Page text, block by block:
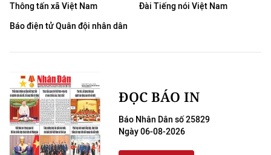
Thông tấn xã Việt Nam
Đài Tiếng nói Việt Nam
Báo điện tử Quân đội nhân dân
ĐỌC BÁO IN
Báo Nhân Dân số 25829
Ngày 06-08-2026